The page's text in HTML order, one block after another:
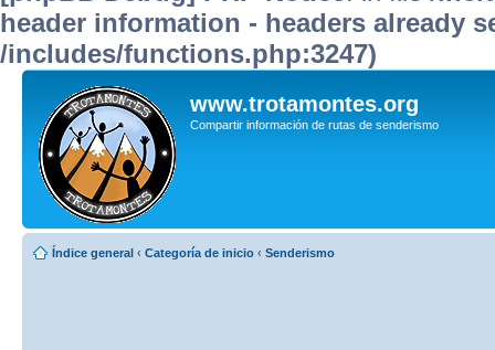
header information - headers already
/includes/functions.php:3247)
www.trotamontes.org
Compartir información de rutas de senderismo
Índice general ‹ Categoría de inicio ‹ Senderismo